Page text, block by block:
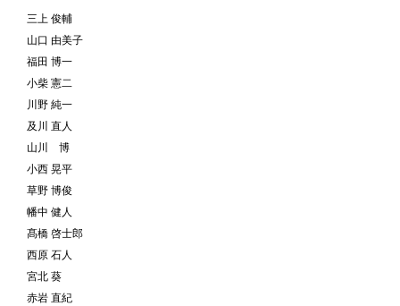
三上 俊輔
山口 由美子
福田 博一
小柴 憲二
川野 純一
及川 直人
山川 博
小西 晃平
草野 博俊
幡中 健人
髙橋 啓士郎
西原 石人
宮北 葵
赤岩 直紀